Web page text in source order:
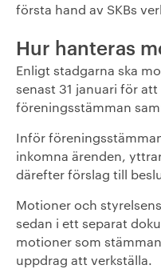
Kvartersråd
Motioner
Att skriva en motion
Motionshäften
Motionsdatabas
På gång i föreningen
första hand av SKBs
Hur hanteras
Enligt stadgarna ska
senast 31 januari för
föreningsstämman
Inför
inkomna ärenden,
därefter förslag till
Motioner och
sedan i ett separat
motioner som
uppdrag att verkställa.